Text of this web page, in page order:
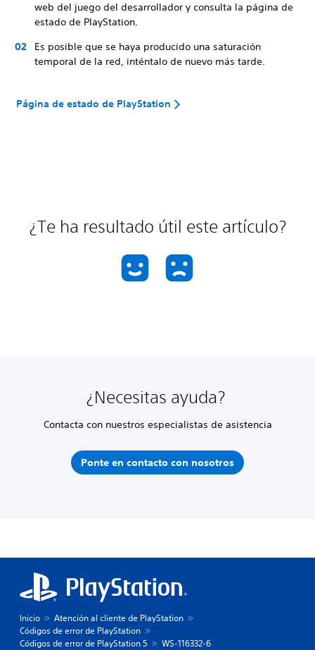
web del juego del desarrollador y consulta la página de
estado de PlayStation.
Es posible que se haya producido una saturación
temporal de la red, inténtalo de nuevo más tarde.
Página de estado de PlayStation
¿Te ha resultado útil este artículo?
¿Necesitas ayuda?
Contacta con nuestros especialistas de asistencia
Ponte en contacto con nosotros
Inicio
Atención al cliente de PlayStation
Códigos de error de PlayStation
Códigos de error de PlayStation 5
WS-116332-6